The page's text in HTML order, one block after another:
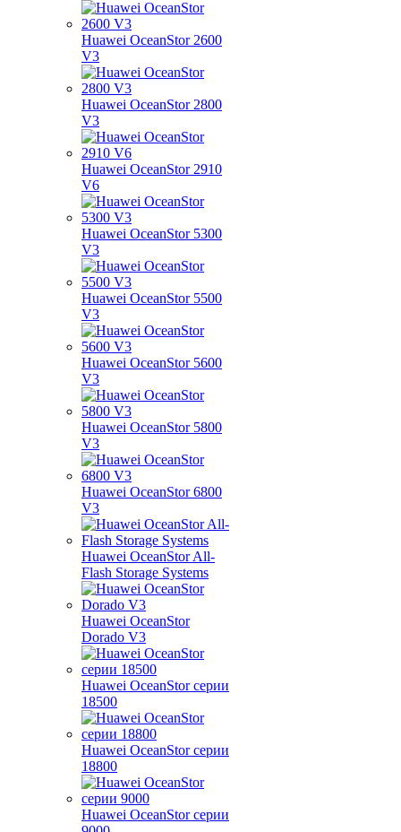
Huawei OceanStor 2600
V3
Huawei OceanStor 2800
V3
Huawei OceanStor 2910
V6
Huawei OceanStor 5300
V3
Huawei OceanStor 5500
V3
Huawei OceanStor 5600
V3
Huawei OceanStor 5800
V3
Huawei OceanStor 6800
V3
Huawei OceanStor All-
Flash Storage Systems
Huawei OceanStor
Dorado V3
Huawei OceanStor серии
18500
Huawei OceanStor серии
18800
Huawei OceanStor серии